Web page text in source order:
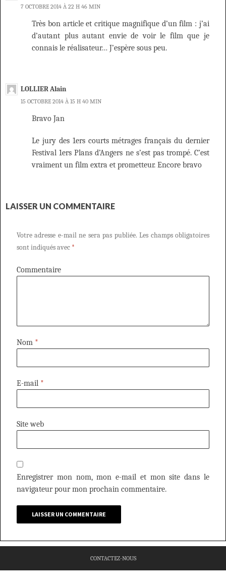
7 OCTOBRE 2014 À 22 H 46 MIN
Très bon article et critique magnifique d’un film : j’ai
d’autant plus autant envie de voir le film que je
connais le réalisateur… J’espère sous peu.
LOLLIER Alain
15 OCTOBRE 2014 À 15 H 40 MIN
Bravo Jan
Le jury des 1ers courts métrages français du dernier
Festival 1ers Plans d’Angers ne s’est pas trompé. C’est
vraiment un film extra et prometteur. Encore bravo
LAISSER UN COMMENTAIRE
Votre adresse e-mail ne sera pas publiée. Les champs obligatoires
sont indiqués avec *
Commentaire
Nom *
E-mail *
Site web
Enregistrer mon nom, mon e-mail et mon site dans le
navigateur pour mon prochain commentaire.
CONTACTEZ-NOUS